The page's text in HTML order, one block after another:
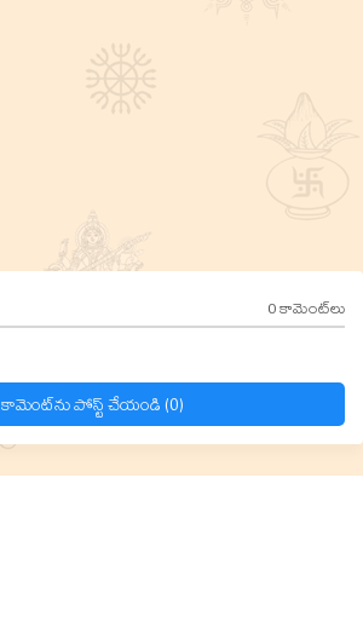
0 కామెంట్‌లు
కామెంట్‌ను పోస్ట్ చేయండి (0)